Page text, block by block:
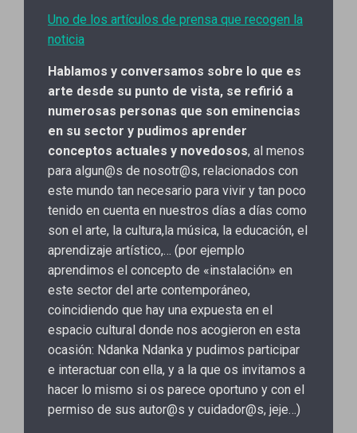
Uno de los artículos de prensa que recogen la
noticia
Hablamos y conversamos sobre lo que es
arte desde su punto de vista, se refirió a
numerosas personas que son eminencias
en su sector y pudimos aprender
conceptos actuales y novedosos, al menos
para algun@s de nosotr@s, relacionados con
este mundo tan necesario para vivir y tan poco
tenido en cuenta en nuestros días a días como
son el arte, la cultura,la música, la educación, el
aprendizaje artístico,… (por ejemplo
aprendimos el concepto de «instalación» en
este sector del arte contemporáneo,
coincidiendo que hay una expuesta en el
espacio cultural donde nos acogieron en esta
ocasión: Ndanka Ndanka y pudimos participar
e interactuar con ella, y a la que os invitamos a
hacer lo mismo si os parece oportuno y con el
permiso de sus autor@s y cuidador@s, jeje…)